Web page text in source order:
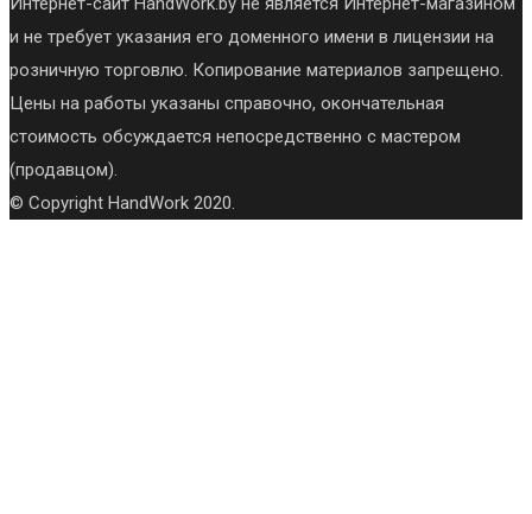
и не требует указания его доменного имени в лицензии на
розничную торговлю. Копирование материалов запрещено.
Цены на работы указаны справочно, окончательная
стоимость обсуждается непосредственно с мастером
(продавцом).
© Copyright HandWork 2020.